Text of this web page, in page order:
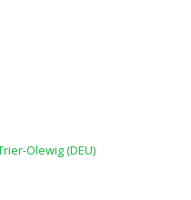
Olewig (DEU)